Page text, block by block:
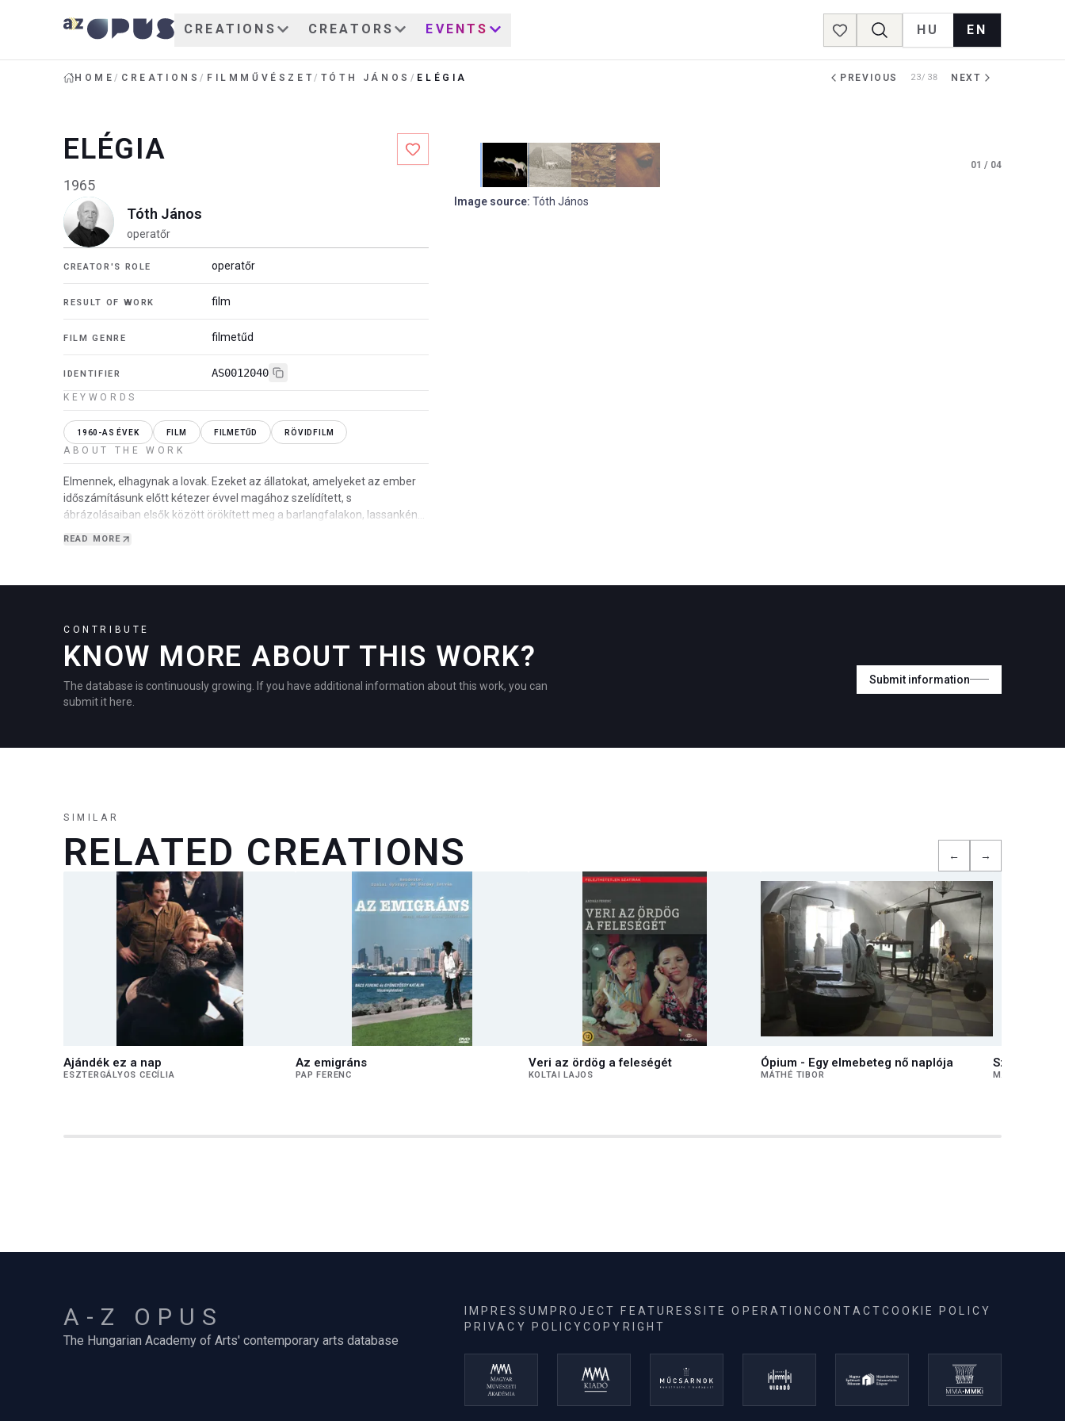
CREATIONS CREATORS EVENTS
Favorites
HU EN
HOME/ CREATIONS/ FILMMŰVÉSZET/ TÓTH JÁNOS / ELÉGIA PREVIOUS 23/38 NEXT
ELÉGIA
1965
Tóth János
operatőr
CREATOR'S ROLE operatőr
RESULT OF WORK film
FILM GENRE filmetűd
IDENTIFIER AS0012040
KEYWORDS
1960-AS ÉVEK FILM FILMETŰD RÖVIDFILM
ABOUT THE WORK
Elmennek, elhagynak a lovak. Ezeket az állatokat, amelyeket az ember
időszámításunk előtt kétezer évvel magához szelídített, s
ábrázolásaiban elsők között örökített meg a barlangfalakon, lassanként
READ MORE
01 / 04
Image source: Tóth János
CONTRIBUTE
KNOW MORE ABOUT THIS WORK?
The database is continuously growing. If you have additional information about this work, you can
submit it here.
Submit information
SIMILAR
RELATED CREATIONS ← →
Ajándék ez a nap
ESZTERGÁLYOS CECÍLIA
Az emigráns
PAP FERENC
Veri az ördög a feleségét
KOLTAI LAJOS
Ópium - Egy elmebeteg nő naplója
MÁTHÉ TIBOR MÁTHÉ TIBOR
A-Z OPUS
The Hungarian Academy of Arts' contemporary arts database
IMPRESSUM PROJECT FEATURESSITE OPERATIONCONTACTCOOKIE POLICY
PRIVACY POLICYCOPYRIGHT